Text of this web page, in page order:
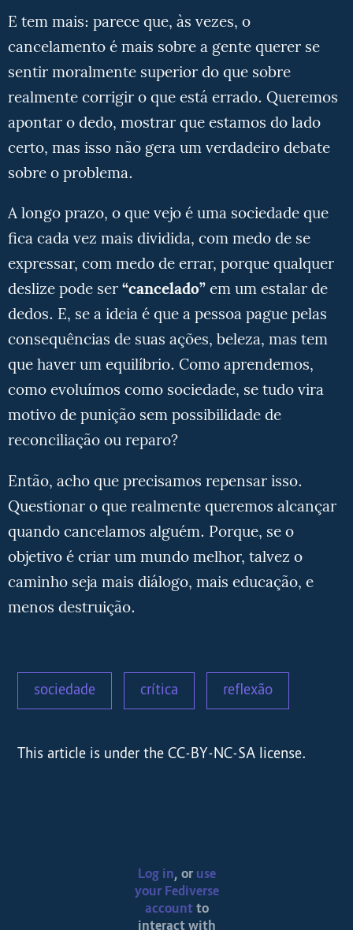
E tem mais: parece que, às vezes, o
cancelamento é mais sobre a gente querer se
sentir moralmente superior do que sobre
realmente corrigir o que está errado. Queremos
apontar o dedo, mostrar que estamos do lado
certo, mas isso não gera um verdadeiro debate
sobre o problema.
A longo prazo, o que vejo é uma sociedade que
fica cada vez mais dividida, com medo de se
expressar, com medo de errar, porque qualquer
deslize pode ser“cancelado”em um estalar de
dedos. E, se a ideia é que a pessoa pague pelas
consequências de suas ações, beleza, mas tem
que haver um equilíbrio. Como aprendemos,
como evoluímos como sociedade, se tudo vira
motivo de punição sem possibilidade de
reconciliação ou reparo?
Então, acho que precisamos repensar isso.
Questionar o que realmente queremos alcançar
quando cancelamos alguém. Porque, se o
objetivo é criar um mundo melhor, talvez o
caminho seja mais diálogo, mais educação, e
menos destruição.
sociedade crítica reflexão
This article is under the CC-BY-NC-SA license.
Log in, or use
your Fediverse
account to